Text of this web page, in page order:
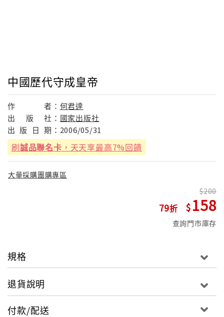
中國歷代守成皇帝
作 者： 何君達
出
版 社： 國家出版社
出 版 日 期： 2006/05/31
刷誠品聯名卡 ，天天享最高7%回饋
大量採購團購專區
79
200
158
查詢門市庫存
規格
退貨說明
付款/配送